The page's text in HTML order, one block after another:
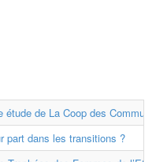
de La Coop des
part dans les transitions ?